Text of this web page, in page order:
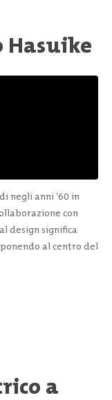
negli anni ’60 in
con
design significa
al centro del
a